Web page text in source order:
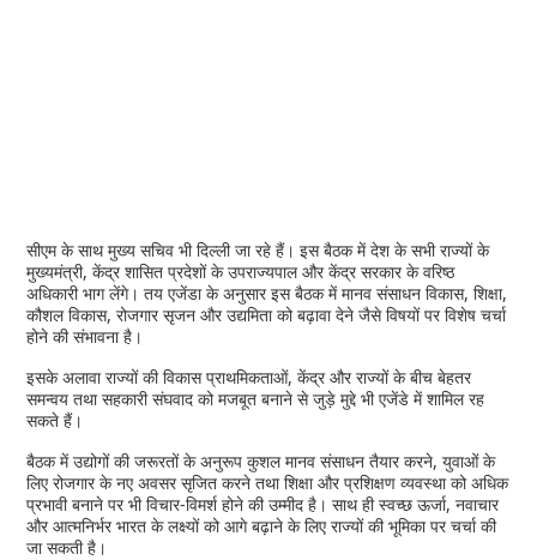
सीएम के साथ मुख्य सचिव भी दिल्ली जा रहे हैं। इस बैठक में देश के सभी राज्यों के
मुख्यमंत्री, केंद्र शासित प्रदेशों के उपराज्यपाल और केंद्र सरकार के वरिष्ठ
अधिकारी भाग लेंगे। तय एजेंडा के अनुसार इस बैठक में मानव संसाधन विकास, शिक्षा,
कौशल विकास, रोजगार सृजन और उद्यमिता को बढ़ावा देने जैसे विषयों पर विशेष चर्चा
होने की संभावना है।
इसके अलावा राज्यों की विकास प्राथमिकताओं, केंद्र और राज्यों के बीच बेहतर
समन्वय तथा सहकारी संघवाद को मजबूत बनाने से जुड़े मुद्दे भी एजेंडे में शामिल रह
सकते हैं।
बैठक में उद्योगों की जरूरतों के अनुरूप कुशल मानव संसाधन तैयार करने, युवाओं के
लिए रोजगार के नए अवसर सृजित करने तथा शिक्षा और प्रशिक्षण व्यवस्था को अधिक
प्रभावी बनाने पर भी विचार-विमर्श होने की उम्मीद है। साथ ही स्वच्छ ऊर्जा, नवाचार
और आत्मनिर्भर भारत के लक्ष्यों को आगे बढ़ाने के लिए राज्यों की भूमिका पर चर्चा की
जा सकती है।